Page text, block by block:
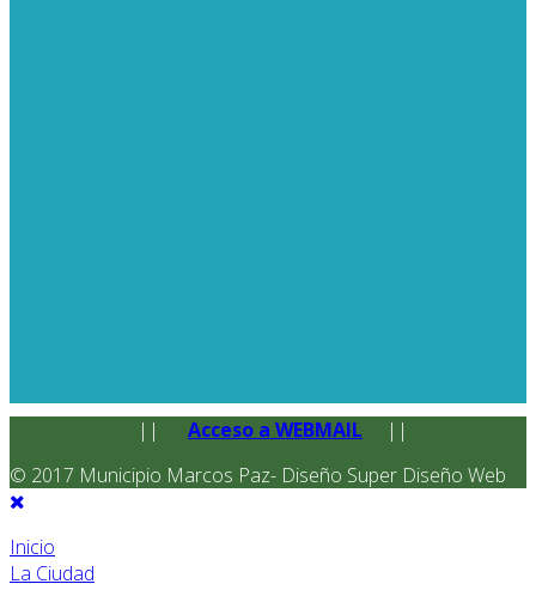
|| Acceso a WEBMAIL
||
© 2017 Municipio Marcos Paz- Diseño Super Diseño Web
Inicio
La Ciudad